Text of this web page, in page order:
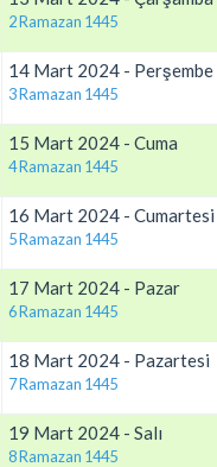
2 Ramazan 1445
14 Mart 2024 - Perşembe
3 Ramazan 1445
15 Mart 2024 - Cuma
4 Ramazan 1445
16 Mart 2024 - Cumartesi
5 Ramazan 1445
17 Mart 2024 - Pazar
6 Ramazan 1445
18 Mart 2024 - Pazartesi
7 Ramazan 1445
19 Mart 2024 - Salı
8 Ramazan 1445